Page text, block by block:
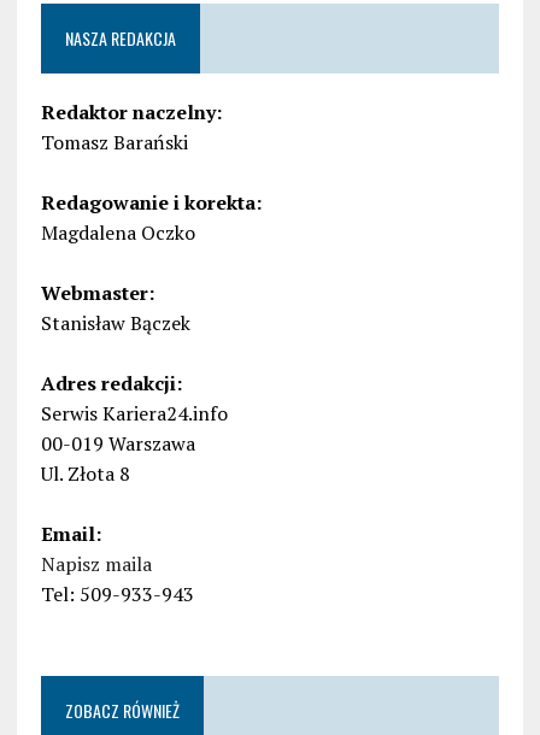
NASZA REDAKCJA
Redaktor naczelny:
Tomasz Barański
Redagowanie i korekta:
Magdalena Oczko
Webmaster:
Stanisław Bączek
Adres redakcji:
Serwis Kariera24.info
00-019 Warszawa
Ul. Złota 8
Email:
Napisz maila
Tel: 509-933-943
ZOBACZ RÓWNIEŻ